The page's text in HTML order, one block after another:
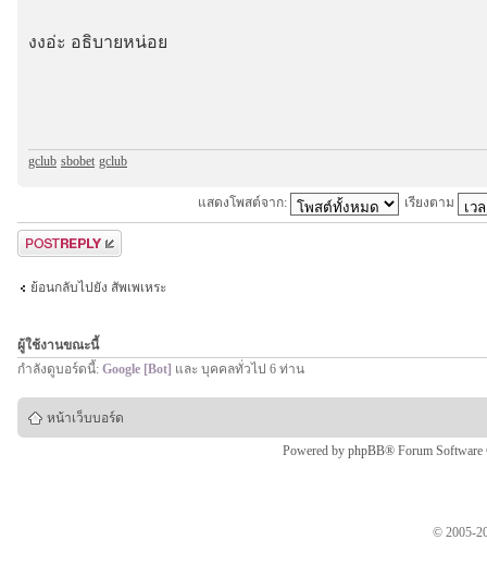
งงอ่ะ อธิบายหน่อย
gclub sbobet- gclub
แสดงโพสต์จาก: เรียงตาม
ตอบกระทู้
ย้อนกลับไปยัง สัพเพเหระ
ผู้ใช้งานขณะนี้
กำลังดูบอร์ดนี้: Google [Bot] และ บุคคลทั่วไป 6 ท่าน
หน้าเว็บบอร์ด
Powered by phpBB® Forum
© 2005-